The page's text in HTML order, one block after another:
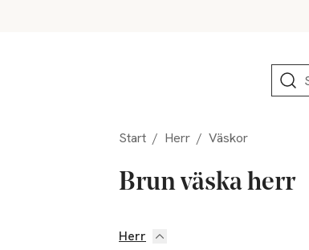
Sök
Start / Herr / Väskor
Brun väska herr
Hoppa till produktsidan
Herr